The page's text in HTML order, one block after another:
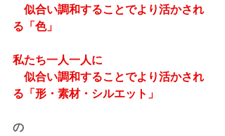
似合い調和することでより活かされ
る「色」
私たち一人一人に
似合い調和することでより活かされ
る「形・素材・シルエット」
の